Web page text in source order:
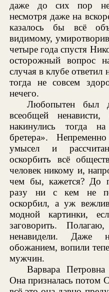
даже до сих пор не
несмотря даже на
казалось бы всё
видимому,
четыре года спустя
осторожный вопрос
случая в клубе
тогда не совсем
нечего.
Любопытен был
всеобщей
накинулись тогда
бретера».
умысел и
оскорбить всё
человек никому и,
чем бы, кажется? До
разу ни с кем не
оскорбил, а уж
модной картинки,
заговорить.
ненавидели. Даже
обожанием, вопили
мужчин.
Варвара
Она призналась потом